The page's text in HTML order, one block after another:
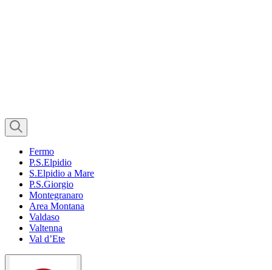
Fermo
P.S.Elpidio
S.Elpidio a Mare
P.S.Giorgio
Montegranaro
Area Montana
Valdaso
Valtenna
Val d’Ete